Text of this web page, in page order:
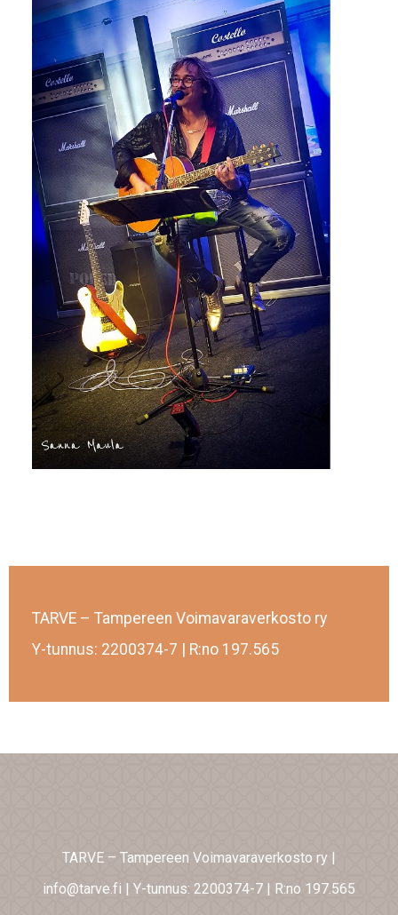
TARVE – Tampereen Voimavaraverkosto ry
Y-tunnus: 2200374-7 | R:no 197.565
TARVE – Tampereen Voimavaraverkosto ry |
info@tarve.fi | Y-tunnus: 2200374-7 | R:no 197.565